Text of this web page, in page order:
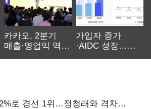
카카오, 2분기
매출·영업익 역대
가입자 증가
·AIDC 성장…
로 경선 1위…정청래와 격차